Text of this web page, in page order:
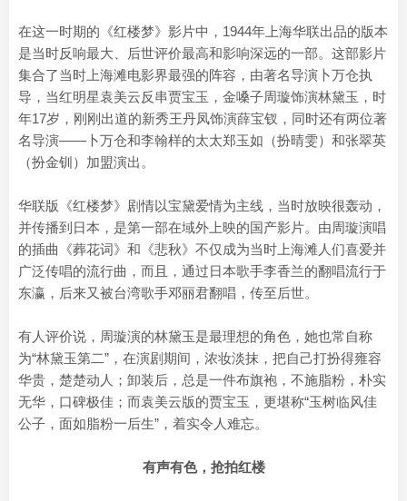
在这一时期的《红楼梦》影片中，1944年上海华联出品的版本
是当时反响最大、后世评价最高和影响深远的一部。这部影片
集合了当时上海滩电影界最强的阵容，由著名导演卜万仓执
导，当红明星袁美云反串贾宝玉，金嗓子周璇饰演林黛玉，时
年17岁，刚刚出道的新秀王丹凤饰演薛宝钗，同时还有两位著
名导演——卜万仓和李翰样的太太郑玉如（扮晴雯）和张翠英
（扮金钏）加盟演出。
华联版《红楼梦》剧情以宝黛爱情为主线，当时放映很轰动，
并传播到日本，是第一部在域外上映的国产影片。由周璇演唱
的插曲《葬花词》和《悲秋》不仅成为当时上海滩人们喜爱并
广泛传唱的流行曲，而且，通过日本歌手李香兰的翻唱流行于
东瀛，后来又被台湾歌手邓丽君翻唱，传至后世。
有人评价说，周璇演的林黛玉是最理想的角色，她也常自称
为“林黛玉第二”，在演剧期间，浓妆淡抹，把自己打扮得雍容
华贵，楚楚动人；卸装后，总是一件布旗袍，不施脂粉，朴实
无华，口碑极佳；而袁美云版的贾宝玉，更堪称“玉树临风佳
公子，面如脂粉一后生”，着实令人难忘。
有声有色，抢拍红楼